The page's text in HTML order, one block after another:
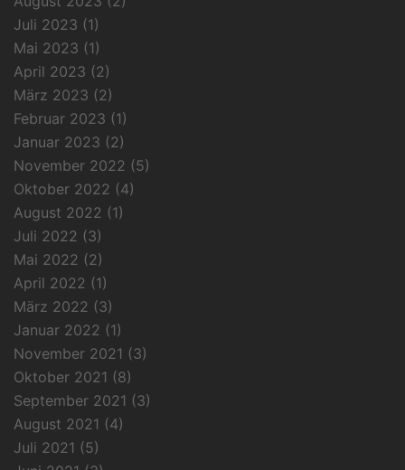
Juli 2023 (1)
Mai 2023 (1)
April 2023 (2)
März 2023 (2)
Februar 2023 (1)
Januar 2023 (2)
November 2022 (5)
Oktober 2022 (4)
August 2022 (1)
Juli 2022 (3)
Mai 2022 (2)
April 2022 (1)
März 2022 (3)
Januar 2022 (1)
November 2021 (3)
Oktober 2021 (8)
September 2021 (3)
August 2021 (4)
Juli 2021 (5)